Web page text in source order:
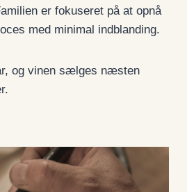
er fokuseret på at opnå
med minimal indblanding.
og vinen sælges næsten